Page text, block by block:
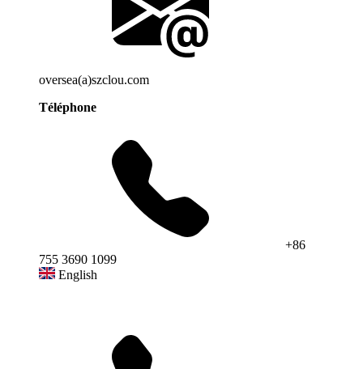
oversea(a)szclou.com
Téléphone
+86
755 3690 1099
English